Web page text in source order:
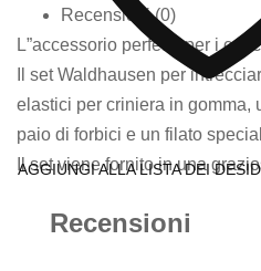
AGGIUNGI ALLA LISTA DEI
Recensioni (0)
L”accessorio perfetto per i
Il set Waldhausen per
elastici per criniera in gomma,
paio di forbici e un filato
Il set viene fornito in una
Recensioni